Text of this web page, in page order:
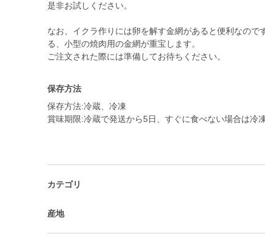
是非お試しください。
なお、イクラ作りには卵を解す金網があると便利なの
る、小型の焼肉用の金網が重宝します。
ご注文された際には準備してお待ちください。
保存方法
保存方法:冷蔵、冷凍
賞味期限:冷蔵で発送から5日、すぐに食べない場合は冷
カテゴリ
産地